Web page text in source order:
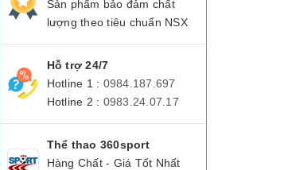
Sản phẩm bảo đảm chất
lượng theo tiêu chuẩn NSX
Hỗ trợ 24/7
Hotline 1 : 0984.187.697
Hotline 2 : 0983.24.07.17
Thể thao 360sport
Hàng Chất - Giá Tốt Nhất